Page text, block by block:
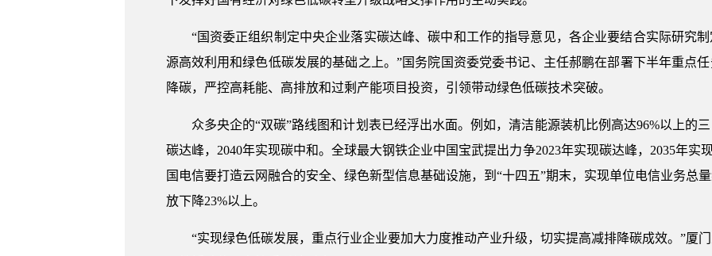
“国资委正组织制定中央企业落实碳达峰、碳中和工作的指导意见，各企业要结合实际研究
源高效利用和绿色低碳发展的基础之上。”国务院国资委党委书记、主任郝鹏在部署下半年重点
降碳，严控高耗能、高排放和过剩产能项目投资，引领带动绿色低碳技术突破。
众多央企的“双碳”路线图和计划表已经浮出水面。例如，清洁能源装机比例高达96%以上的
碳达峰，2040年实现碳中和。全球最大钢铁企业中国宝武提出力争2023年实现碳达峰，2035年实
国电信要打造云网融合的安全、绿色新型信息基础设施，到“十四五”期末，实现单位电信业务总
放下降23%以上。
“实现绿色低碳发展，重点行业企业要加大力度推动产业升级，切实提高减排降碳成效。”厦